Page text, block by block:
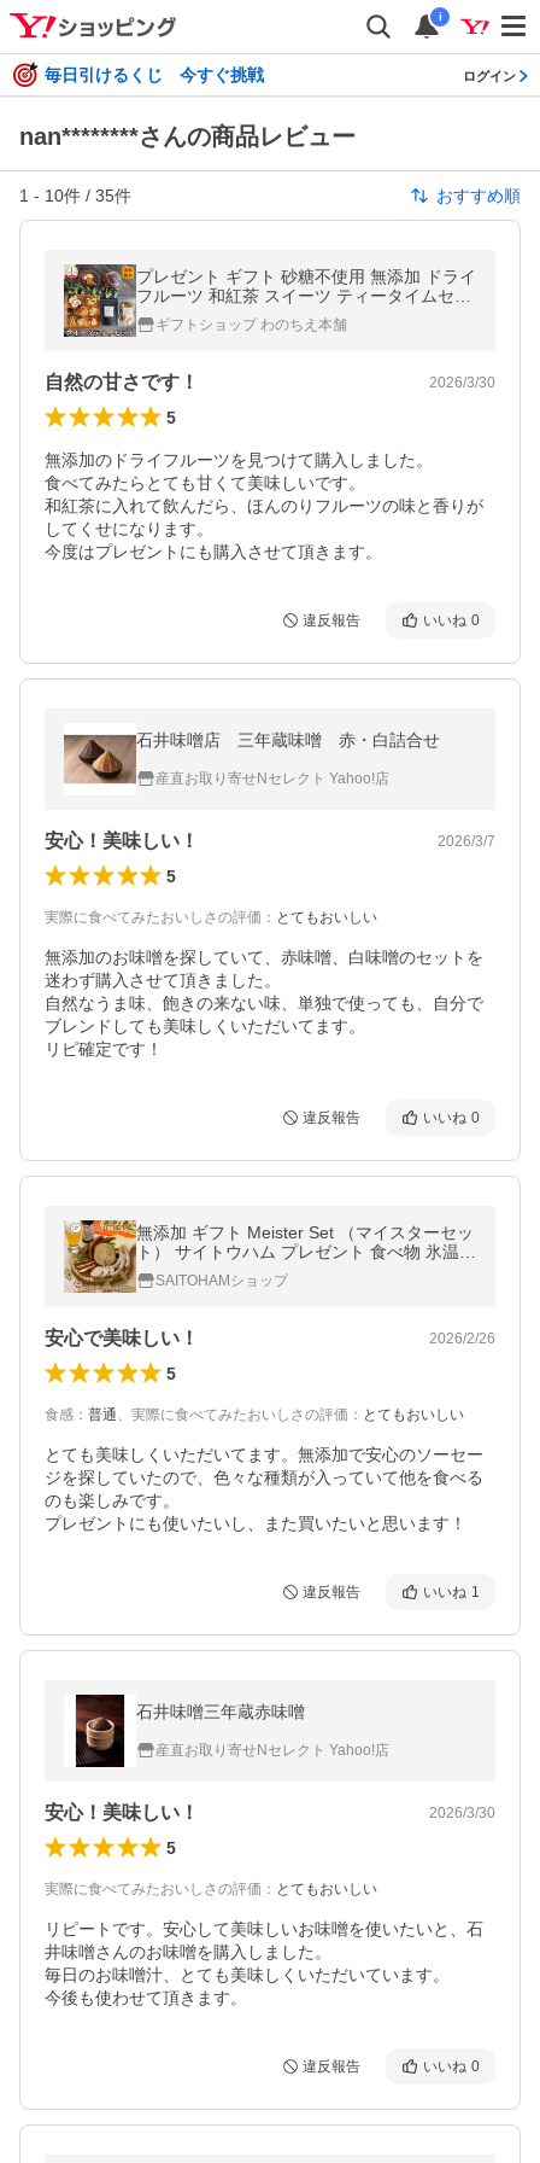
i
毎日引けるくじ 今すぐ挑戦 ログイン
nan********さんの商品レビュー
1 - 10件 / 35件 おすすめ順
プレゼント ギフト 砂糖不使用 無添加 ドライ
フルーツ 和紅茶 スイーツ ティータイムセッ
ト フルーツティー 水出し 国産
ギフトショップ わのちえ本舗
自然の甘さです！ 2026/3/30
5
無添加のドライフルーツを見つけて購入しました。
食べてみたらとても甘くて美味しいです。
和紅茶に入れて飲んだら、ほんのりフルーツの味と香りが
してくせになります。
今度はプレゼントにも購入させて頂きます。
違反報告 いいね 0
石井味噌店 三年蔵味噌 赤・白詰合せ
産直お取り寄せNセレクト Yahoo!店
安心！美味しい！ 2026/3/7
5
実際に食べてみたおいしさの評価 ： とてもおいしい
無添加のお味噌を探していて、赤味噌、白味噌のセットを
迷わず購入させて頂きました。
自然なうま味、飽きの来ない味、単独で使っても、自分で
ブレンドしても美味しくいただいてます。
リピ確定です！
違反報告 いいね 0
無添加 ギフト Meister Set （マイスターセッ
ト） サイトウハム プレゼント 食べ物 氷温熟
成 高級 おつまみ お取り寄せグルメ ハム ソ
ーセージ ウインナー
SAITOHAMショップ
安心で美味しい！ 2026/2/26
5
食感 ： 普通、 実際に食べてみたおいしさの評価 ： とてもおいしい
とても美味しくいただいてます。無添加で安心のソーセー
ジを探していたので、色々な種類が入っていて他を食べる
のも楽しみです。
プレゼントにも使いたいし、また買いたいと思います！
違反報告 いいね 1
石井味噌三年蔵赤味噌
産直お取り寄せNセレクト Yahoo!店
安心！美味しい！ 2026/3/30
5
実際に食べてみたおいしさの評価 ： とてもおいしい
リピートです。安心して美味しいお味噌を使いたいと、石
井味噌さんのお味噌を購入しました。
毎日のお味噌汁、とても美味しくいただいています。
違反報告 いいね 0